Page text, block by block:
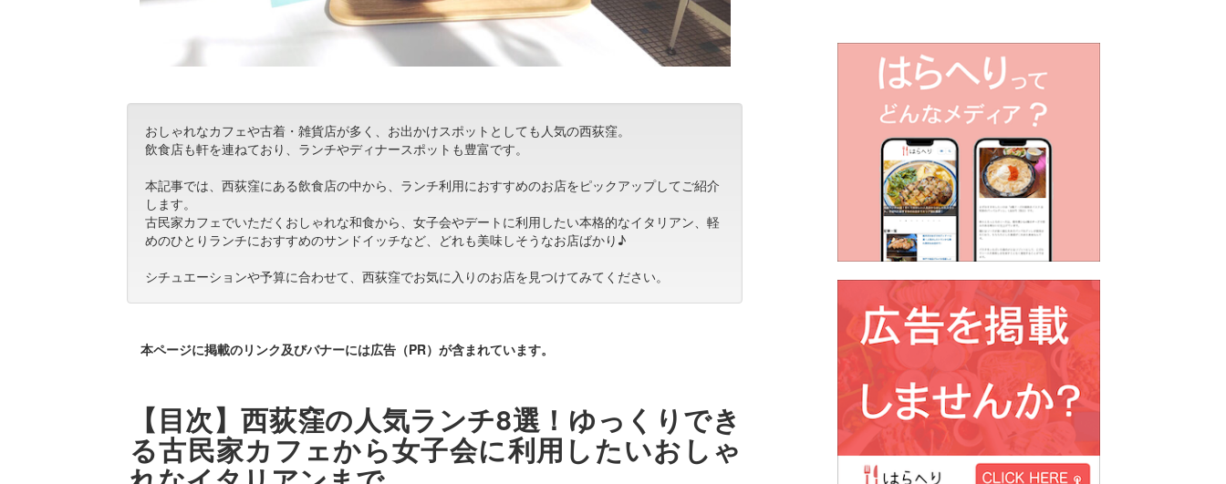
おしゃれなカフェや古着・雑貨店が多く、お出かけスポットとしても人気の西荻窪。
飲食店も軒を連ねており、ランチやディナースポットも豊富です。
本記事では、西荻窪にある飲食店の中から、ランチ利用におすすめのお店をピックアップしてご紹介
します。
古民家カフェでいただくおしゃれな和食から、女子会やデートに利用したい本格的なイタリアン、軽
めのひとりランチにおすすめのサンドイッチなど、どれも美味しそうなお店ばかり♪
シチュエーションや予算に合わせて、西荻窪でお気に入りのお店を見つけてみてください。
本ページに掲載のリンク及びバナーには広告（PR）が含まれています。
【目次】西荻窪の人気ランチ8選！ゆっくりでき
る古民家カフェから女子会に利用したいおしゃ